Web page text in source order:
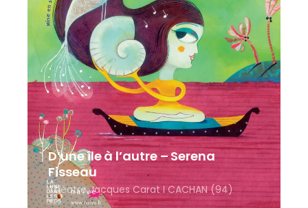
D’une île à l’autre – Serena
Fisseau
Théatre Jacques Carat I CACHAN (94)